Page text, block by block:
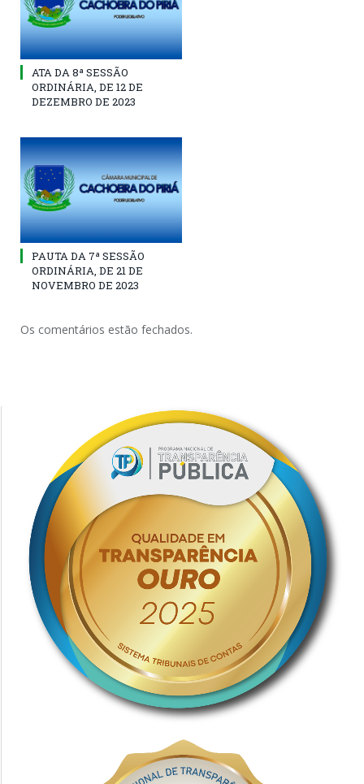
ATA DA 8ª SESSÃO
ORDINÁRIA, DE 12 DE
DEZEMBRO DE 2023
PAUTA DA 7ª SESSÃO
ORDINÁRIA, DE 21 DE
NOVEMBRO DE 2023
Os comentários estão fechados.